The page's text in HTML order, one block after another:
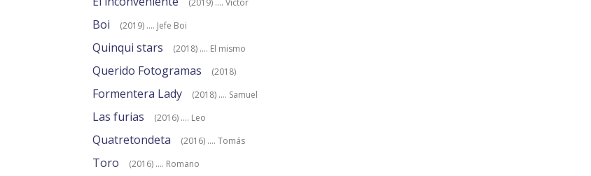
(2019) .... Víctor
Boi (2019) .... Jefe Boi
Quinqui stars (2018) .... El mismo
Querido Fotogramas (2018)
Formentera Lady (2018) .... Samuel
Las furias (2016) .... Leo
Quatretondeta (2016) .... Tomás
Toro (2016) .... Romano